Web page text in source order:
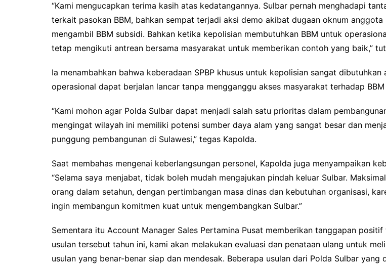
“Kami mengucapkan terima kasih atas kedatangannya. Sulbar pernah menghadapi
terkait pasokan BBM, bahkan sempat terjadi aksi demo akibat dugaan oknum anggota
mengambil BBM subsidi. Bahkan ketika kepolisian membutuhkan BBM untuk
tetap mengikuti antrean bersama masyarakat untuk memberikan contoh yang baik,”
Ia menambahkan bahwa keberadaan SPBP khusus untuk kepolisian sangat dibutuhkan
operasional dapat berjalan lancar tanpa mengganggu akses masyarakat terhadap
“Kami mohon agar Polda Sulbar dapat menjadi salah satu prioritas dalam
mengingat wilayah ini memiliki potensi sumber daya alam yang sangat besar dan
punggung pembangunan di Sulawesi,” tegas Kapolda.
Saat membahas mengenai keberlangsungan personel, Kapolda juga menyampaikan
“Selama saya menjabat, tidak boleh mudah mengajukan pindah keluar Sulbar.
orang dalam setahun, dengan pertimbangan masa dinas dan kebutuhan organisasi,
ingin membangun komitmen kuat untuk mengembangkan Sulbar.”
Sementara itu Account Manager Sales Pertamina Pusat memberikan tanggapan
usulan tersebut tahun ini, kami akan melakukan evaluasi dan penataan ulang untuk
usulan yang benar-benar siap dan mendesak. Beberapa usulan dari Polda Sulbar yang